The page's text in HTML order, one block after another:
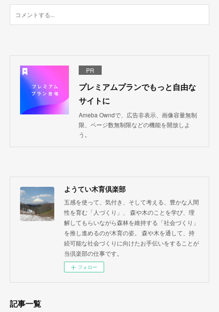
PR
プレミアムプランでもっと自由な
サイトに
Ameba Owndで、広告非表示、画像容量無制
限、ページ数無制限などの機能を開放しよ
う。
ようてい木育倶楽部
五感を使って、気付き、そして考える、豊かな人間
性を育む「人づくり」、 森や木のことを学び、理
解してもらいながら森林を維持する「社会づくり」
を推し進めるのが木育の姿。 森や木を通して、持
続可能な社会づくりに向けたお手伝いをすることが
当倶楽部の仕事です。
フォロー
記事一覧